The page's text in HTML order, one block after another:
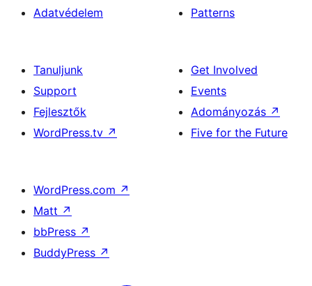
Adatvédelem
Patterns
Tanuljunk
Support
Fejlesztők
WordPress.tv ↗
Get Involved
Events
Adományozás ↗
Five for the Future
WordPress.com ↗
Matt ↗
bbPress ↗
BuddyPress ↗